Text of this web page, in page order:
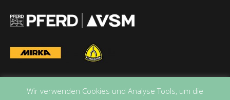
Wir verwenden Cookies und Analyse Tools, um die